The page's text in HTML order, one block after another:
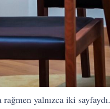
yalnızca iki sayfaydı.